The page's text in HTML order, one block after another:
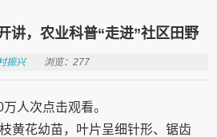
讲，农业科普“走进”社区田野
振兴 浏览：277
人次点击观看。
黄花幼苗，叶片呈细针形、锯齿